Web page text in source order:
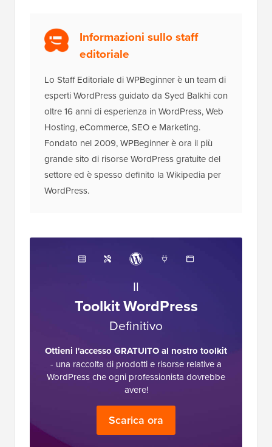
Informazioni sullo staff
editoriale
Lo Staff Editoriale di WPBeginner è un team di
esperti WordPress guidato da Syed Balkhi con
oltre 16 anni di esperienza in WordPress, Web
Hosting, eCommerce, SEO e Marketing.
Fondato nel 2009, WPBeginner è ora il più
grande sito di risorse WordPress gratuite del
settore ed è spesso definito la Wikipedia per
WordPress.
Il
Toolkit WordPress
Definitivo
Ottieni l'accesso GRATUITO al nostro toolkit
- una raccolta di prodotti e risorse relative a
WordPress che ogni professionista dovrebbe
avere!
Scarica ora